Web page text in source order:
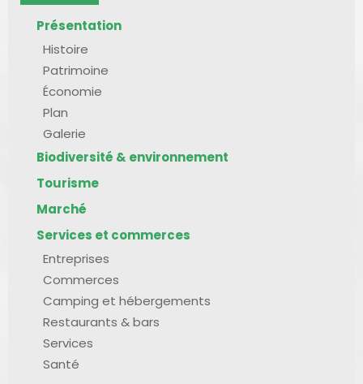
Présentation
Histoire
Patrimoine
Économie
Plan
Galerie
Biodiversité & environnement
Tourisme
Marché
Services et commerces
Entreprises
Commerces
Camping et hébergements
Restaurants & bars
Services
Santé